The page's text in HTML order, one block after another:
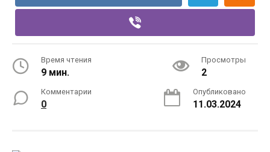
Время чтения
9 мин.
Просмотры
2
Комментарии
0
Опубликовано
11.03.2024